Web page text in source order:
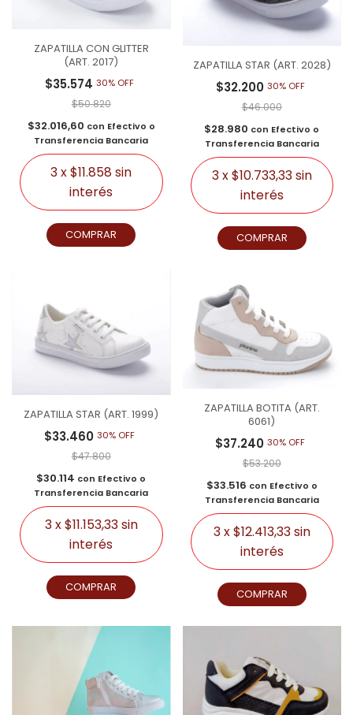
ZAPATILLA CON GLITTER
(ART. 2017)
$35.57430% OFF
$50.820
$32.016,60 con Efectivo o
Transferencia Bancaria
3x$11.858sin
interés
COMPRAR
ZAPATILLA STAR (ART. 2028)
$32.200 30% OFF
$46.000
$28.980 con Efectivo o
Transferencia Bancaria
3x$10.733,33sin
interés
COMPRAR
ZAPATILLA STAR (ART. 1999)
$33.46030% OFF
$47.800
$30.114 con Efectivo o
Transferencia Bancaria
3x$11.153,33sin
interés
COMPRAR
ZAPATILLA BOTITA (ART.
6061)
$37.24030% OFF
$53.200
$33.516 con Efectivo o
Transferencia Bancaria
3x$12.413,33sin
interés
COMPRAR